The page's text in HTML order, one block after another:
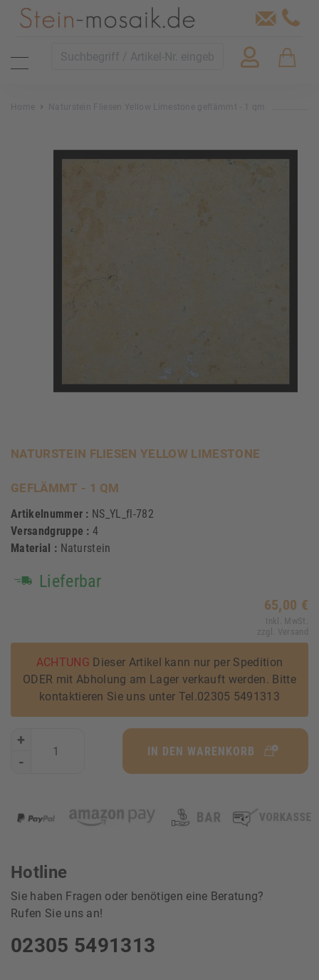
Home Naturstein Fliesen Yellow Limestone geflämmt - 1 qm
NATURSTEIN FLIESEN YELLOW LIMESTONE
GEFLÄMMT - 1 QM
Artikelnummer : NS_YL_fl-782
Versandgruppe :4
Material : Naturstein
Lieferbar
65,00 €
Inkl. MwSt.
zzgl. Versand
ACHTUNG Dieser Artikel kann nur per Spedition
ODER mit Abholung am Lager verkauft werden. Bitte
kontaktieren Sie uns unter Tel.02305 5491313
+
-
IN DEN WARENKORB
Hotline
Sie haben Fragen oder benötigen eine Beratung?
Rufen Sie uns an!
02305 5491313